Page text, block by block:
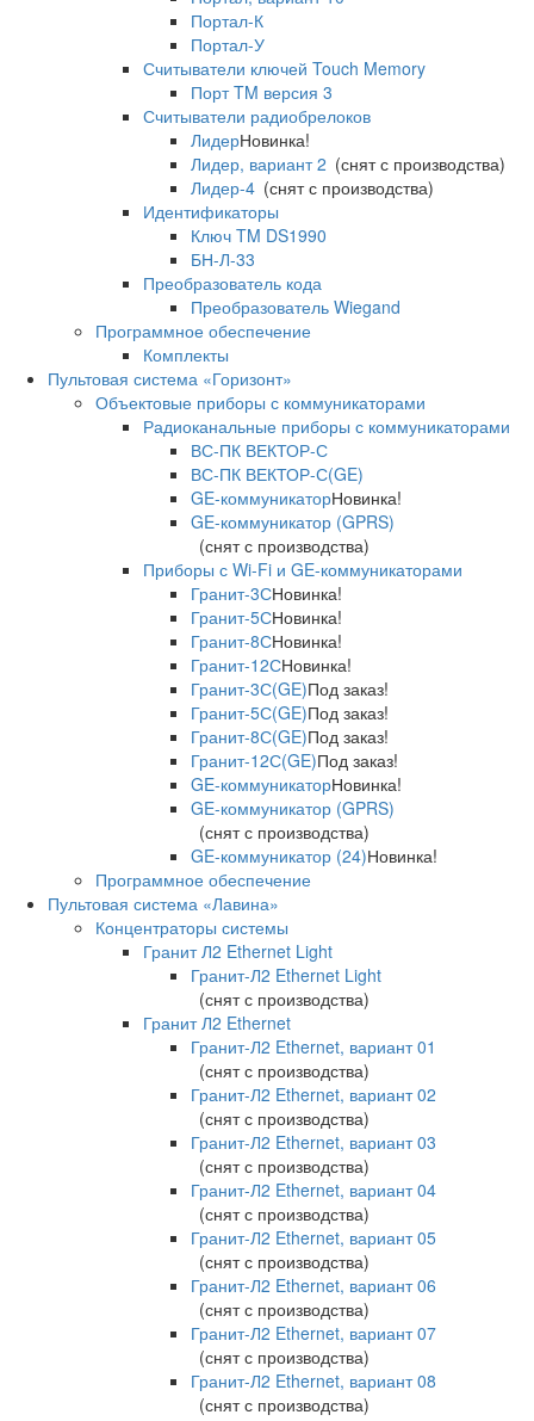
Портал-К
Портал-У
Считыватели ключей Touch Memory
Порт TM версия 3
Считыватели радиобрелоков
ЛидерНовинка!
Лидер, вариант 2 (снят с производства)
Лидер-4 (снят с производства)
Идентификаторы
Ключ TM DS1990
БН-Л-33
Преобразователь кода
Преобразователь Wiegand
Программное обеспечение
Комплекты
Пультовая система «Горизонт»
Объектовые приборы с коммуникаторами
Радиоканальные приборы с коммуникаторами
ВС-ПК ВЕКТОР-С
ВС-ПК ВЕКТОР-С(GE)
GE-коммуникаторНовинка!
GE-коммуникатор (GPRS)
(снят с производства)
Приборы с Wi-Fi и GE-коммуникаторами
Гранит-3СНовинка!
Гранит-5СНовинка!
Гранит-8СНовинка!
Гранит-12СНовинка!
Гранит-3С(GE)Под заказ!
Гранит-5С(GE)Под заказ!
Гранит-8С(GE)Под заказ!
Гранит-12С(GE)Под заказ!
GE-коммуникаторНовинка!
GE-коммуникатор (GPRS)
(снят с производства)
GE-коммуникатор (24)Новинка!
Программное обеспечение
Пультовая система «Лавина»
Концентраторы системы
Гранит Л2 Ethernet Light
Гранит-Л2 Ethernet Light
(снят с производства)
Гранит Л2 Ethernet
Гранит-Л2 Ethernet, вариант 01
(снят с производства)
Гранит-Л2 Ethernet, вариант 02
(снят с производства)
Гранит-Л2 Ethernet, вариант 03
(снят с производства)
Гранит-Л2 Ethernet, вариант 04
(снят с производства)
Гранит-Л2 Ethernet, вариант 05
(снят с производства)
Гранит-Л2 Ethernet, вариант 06
(снят с производства)
Гранит-Л2 Ethernet, вариант 07
(снят с производства)
Гранит-Л2 Ethernet, вариант 08
(снят с производства)